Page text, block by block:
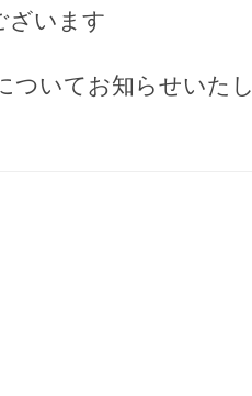
ざいます
ついてお知らせいたし